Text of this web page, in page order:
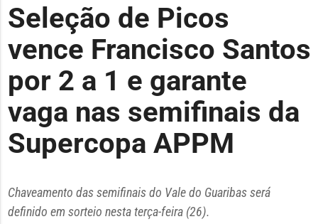
Seleção de Picos
vence Francisco Santos
por 2 a 1 e garante
vaga nas semifinais da
Supercopa APPM
Chaveamento das semifinais do Vale do Guaribas será
definido em sorteio nesta terça-feira (26).